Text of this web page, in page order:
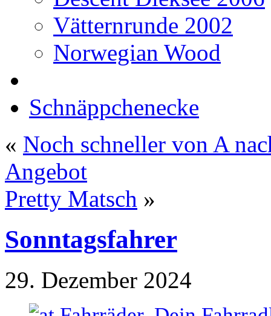
Vätternrunde 2002
Norwegian Wood
Schnäppchenecke
« Noch schneller von A
Angebot
Pretty Matsch »
Sonntagsfahrer
29. Dezember 2024